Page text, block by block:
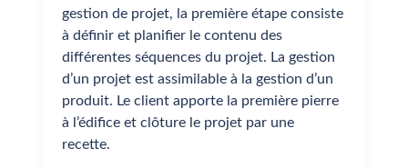
gestion de projet, la première étape consiste
à définir et planifier le contenu des
différentes séquences du projet. La gestion
d’un projet est assimilable à la gestion d’un
produit. Le client apporte la première pierre
à l’édifice et clôture le projet par une
recette.